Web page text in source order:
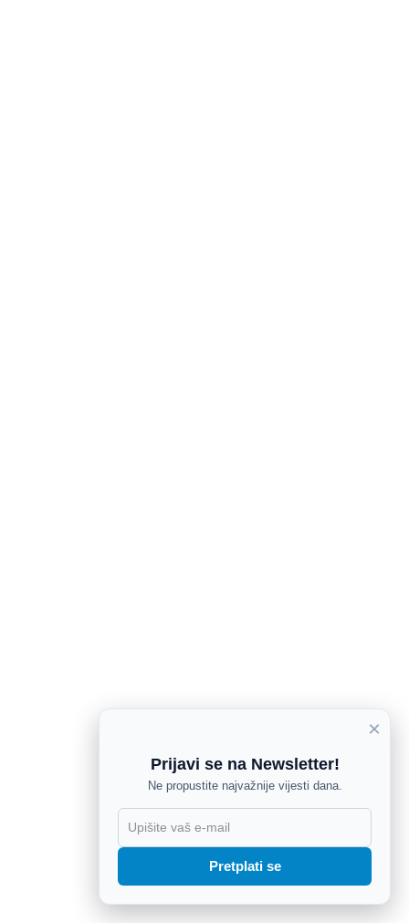
×
Prijavi se na Newsletter!
Ne propustite najvažnije vijesti dana.
Pretplati se